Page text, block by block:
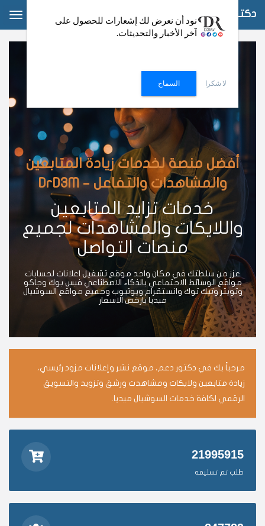
دكتور دعم
أفضل منصة لخدمات زيادة المتابعين
والمشاهدات والتفاعل – DrD3M
خدمات تزايد المتابعين
واللايكات والمشاهدات لجميع
منصات التواصل
عزز من سلطتك في مكان واحد موقع تشغيل اعلانات لحسابات
مواقع الوسائط الاجتماعي بالذكاء الاصطناعي فيس بوك وجاكو
وتويتر وتيك توك وانستقرام ويوتيوب وجميع مواقع السوشيال
ميديا بارخص الاسعار
مرحباً بك في دكتور دعم، موقع نشر وإعلانات مزود رئيسي،
زيادة متابعين ولايكات ومشاهدت ورشق وتزويد والتسويق
الرقمي لكافة خدمات السوشيال ميديا.
21995915
طلب تم تسليمه
نود أن نعرض لك إشعارات للحصول على
آخر الأخبار والتحديثات.
لا شكرا السماح